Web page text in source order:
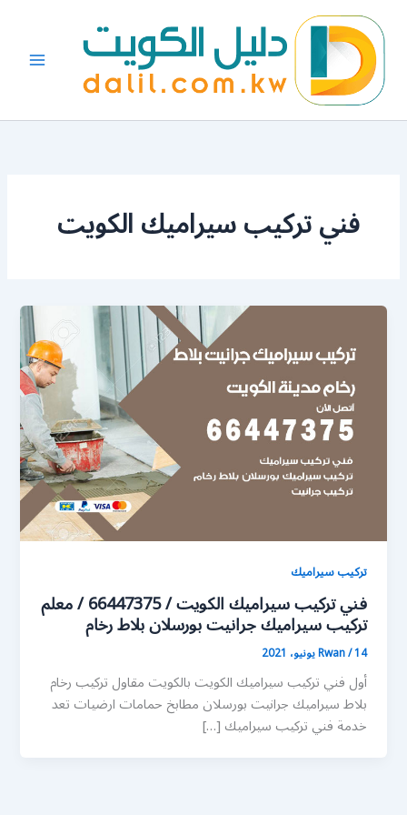
المحتوى
فني تركيب سيراميك الكويت
تركيب سيراميك
فني تركيب سيراميك الكويت / 66447375 / معلم
تركيب سيراميك جرانيت بورسلان بلاط رخام
Rwan/14 يونيو، 2021
أول فني تركيب سيراميك الكويت بالكويت مقاول تركيب رخام
بلاط سيراميك جرانيت بورسلان مطابخ حمامات ارضيات تعد
خدمة فني تركيب سيراميك […]